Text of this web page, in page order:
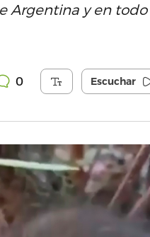
y en todo
0 Escuchar